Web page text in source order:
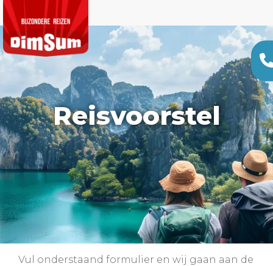
Reisvoorstel
Vul onderstaand formulier en wij gaan aan de